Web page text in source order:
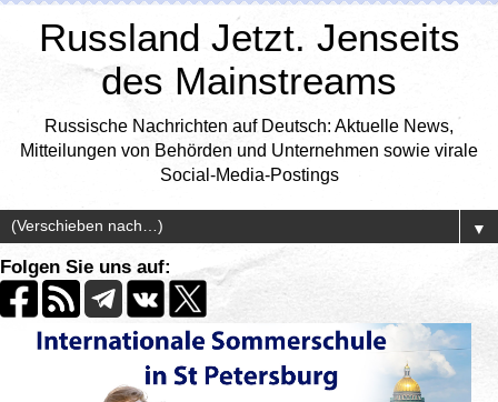
Russland Jetzt. Jenseits
des Mainstreams
Russische Nachrichten auf Deutsch: Aktuelle News,
Mitteilungen von Behörden und Unternehmen sowie virale
Social-Media-Postings
▼
Folgen Sie uns auf: